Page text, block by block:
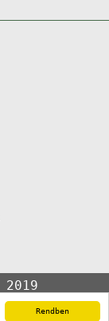
Rendben
2019